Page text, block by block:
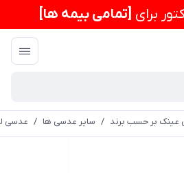
برای [تمامی بیمه ها]
عینک بر حسب برند / سایر عدسی ها / عدسی